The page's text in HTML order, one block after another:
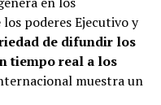
poderes Ejecutivo y
de difundir los
tiempo real a los
muestra un